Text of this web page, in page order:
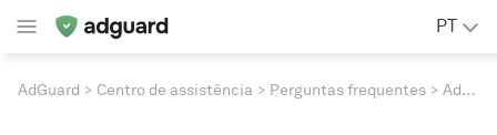
PT
AdGuard Centro de assistência Perguntas frequentes AdGuard para Windows